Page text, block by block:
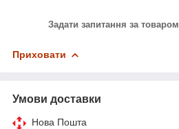
Задати запитання за товаром
Приховати
Умови доставки
Нова Пошта